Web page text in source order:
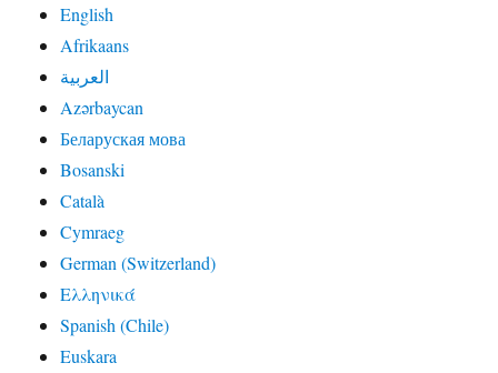
English
Afrikaans
العربية
Azərbaycan
Беларуская мова
Bosanski
Català
Cymraeg
German (Switzerland)
Ελληνικά
Spanish (Chile)
Euskara